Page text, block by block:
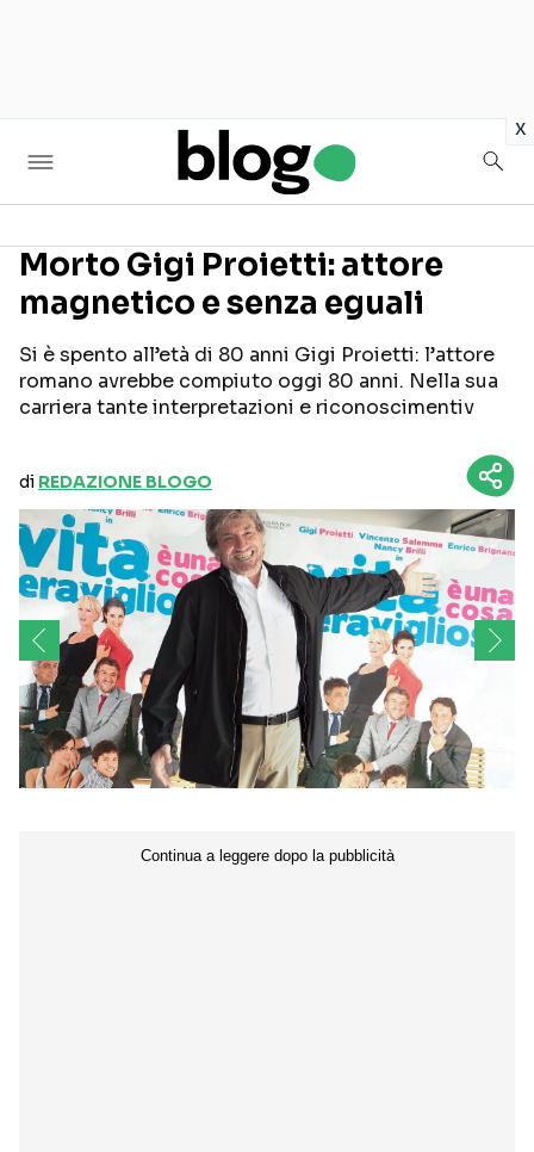
x
Seguici sui social
Morto Gigi Proietti: attore
magnetico e senza eguali
Si è spento all’età di 80 anni Gigi Proietti: l’attore
romano avrebbe compiuto oggi 80 anni. Nella sua
carriera tante interpretazioni e riconoscimentiv
di REDAZIONE BLOGO